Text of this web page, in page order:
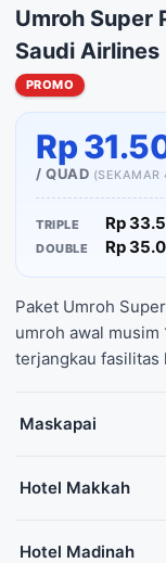
Umroh Super
Saudi Airlines
PROMO
Rp
/ QUAD (SEKAMAR
TRIPLE Rp
DOUBLE Rp
Paket Umroh
umroh awal musim
terjangkau fasilitas
Maskapai
Hotel Makkah
Hotel Madinah